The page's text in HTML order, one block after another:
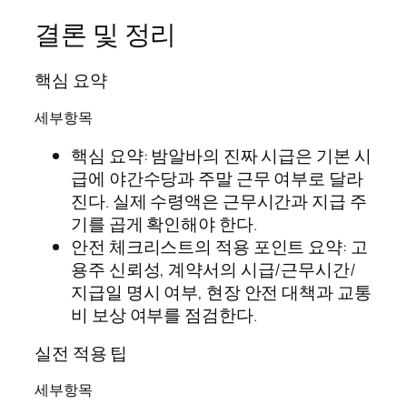
결론 및 정리
핵심 요약
세부항목
핵심 요약: 밤알바의 진짜 시급은 기본 시
급에 야간수당과 주말 근무 여부로 달라
진다. 실제 수령액은 근무시간과 지급 주
기를 곱게 확인해야 한다.
안전 체크리스트의 적용 포인트 요약: 고
용주 신뢰성, 계약서의 시급/근무시간/
지급일 명시 여부, 현장 안전 대책과 교통
비 보상 여부를 점검한다.
실전 적용 팁
세부항목